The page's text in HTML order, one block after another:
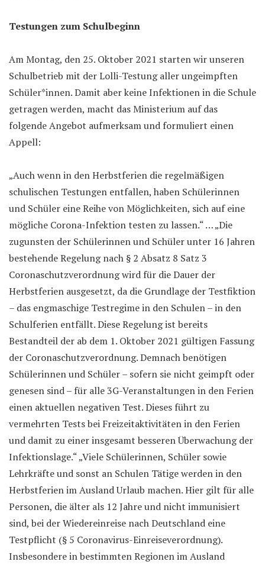
Testungen zum Schulbeginn
Am Montag, den 25. Oktober 2021 starten wir unseren
Schulbetrieb mit der Lolli-Testung aller ungeimpften
Schüler*innen. Damit aber keine Infektionen in die Schule
getragen werden, macht das Ministerium auf das
folgende Angebot aufmerksam und formuliert einen
Appell:
„Auch wenn in den Herbstferien die regelmäßigen
schulischen Testungen entfallen, haben Schülerinnen
und Schüler eine Reihe von Möglichkeiten, sich auf eine
mögliche Corona-Infektion testen zu lassen.“ … „Die
zugunsten der Schülerinnen und Schüler unter 16 Jahren
bestehende Regelung nach § 2 Absatz 8 Satz 3
Coronaschutzverordnung wird für die Dauer der
Herbstferien ausgesetzt, da die Grundlage der Testfiktion
– das engmaschige Testregime in den Schulen – in den
Schulferien entfällt. Diese Regelung ist bereits
Bestandteil der ab dem 1. Oktober 2021 gültigen Fassung
der Coronaschutzverordnung. Demnach benötigen
Schülerinnen und Schüler – sofern sie nicht geimpft oder
genesen sind – für alle 3G-Veranstaltungen in den Ferien
einen aktuellen negativen Test. Dieses führt zu
vermehrten Tests bei Freizeitaktivitäten in den Ferien
und damit zu einer insgesamt besseren Überwachung der
Infektionslage.“ „Viele Schülerinnen, Schüler sowie
Lehrkräfte und sonst an Schulen Tätige werden in den
Herbstferien im Ausland Urlaub machen. Hier gilt für alle
Personen, die älter als 12 Jahre und nicht immunisiert
sind, bei der Wiedereinreise nach Deutschland eine
Testpflicht (§ 5 Coronavirus-Einreiseverordnung).
Insbesondere in bestimmten Regionen im Ausland